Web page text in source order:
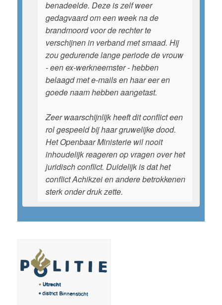
benadeelde. Deze is zelf weer
gedagvaard om een week na de
brandmoord voor de rechter te
verschijnen in verband met smaad. Hij
zou gedurende lange periode de vrouw
- een ex-werkneemster - hebben
belaagd met e-mails en haar eer en
goede naam hebben aangetast.
Zeer waarschijnlijk heeft dit conflict een
rol gespeeld bij haar gruwelijke dood.
Het Openbaar Ministerie wil nooit
inhoudelijk reageren op vragen over het
juridisch conflict. Duidelijk is dat het
conflict Achikzei en andere betrokkenen
sterk onder druk zette.